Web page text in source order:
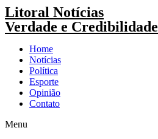
Pular
para
o
Litoral Notícias
Verdade e Credibilidade
Home
Notícias
Política
Esporte
Opinião
Contato
Menu